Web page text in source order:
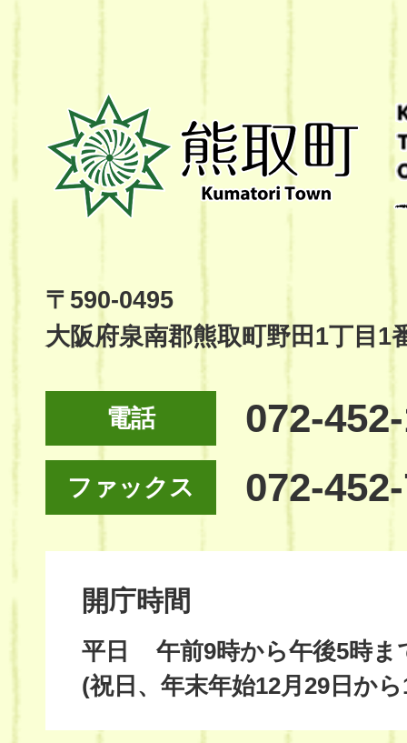
熊
取
町
Kumatori
Site
〒590-0495
大阪府泉南郡熊取町野田1丁目1
電話 072-
ファックス 072-
開庁時間
平日
午前9時から午後5時ま
(祝日、年末年始12月29日か